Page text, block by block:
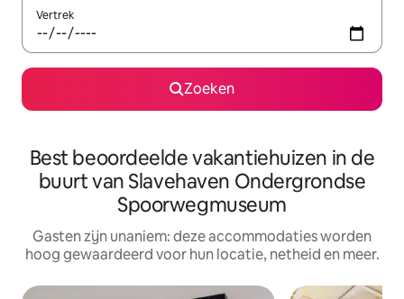
Vertrek
Zoeken
Best beoordeelde vakantiehuizen in de
buurt van Slavehaven Ondergrondse
Spoorwegmuseum
Gasten zijn unaniem: deze accommodaties worden
hoog gewaardeerd voor hun locatie, netheid en meer.